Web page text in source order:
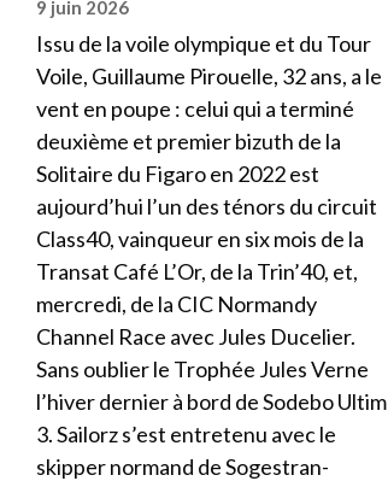
9 juin 2026
Issu de la voile olympique et du Tour
Voile, Guillaume Pirouelle, 32 ans, a le
vent en poupe : celui qui a terminé
deuxième et premier bizuth de la
Solitaire du Figaro en 2022 est
aujourd’hui l’un des ténors du circuit
Class40, vainqueur en six mois de la
Transat Café L’Or, de la Trin’40, et,
mercredi, de la CIC Normandy
Channel Race avec Jules Ducelier.
Sans oublier le Trophée Jules Verne
l’hiver dernier à bord de Sodebo Ultim
3. Sailorz s’est entretenu avec le
skipper normand de Sogestran-